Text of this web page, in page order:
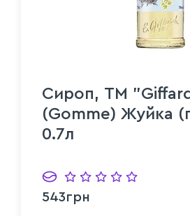
Сироп, ТМ
(Gomme) Жуйка
0.7л
543грн